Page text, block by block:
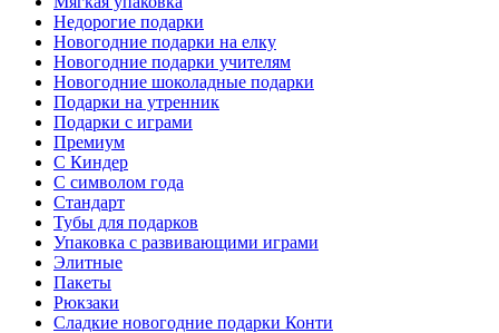
Недорогие подарки
Новогодние подарки на елку
Новогодние подарки учителям
Новогодние шоколадные подарки
Подарки на утренник
Подарки с играми
Премиум
С Киндер
С символом года
Стандарт
Тубы для подарков
Упаковка с развивающими играми
Элитные
Пакеты
Рюкзаки
Сладкие новогодние подарки Конти